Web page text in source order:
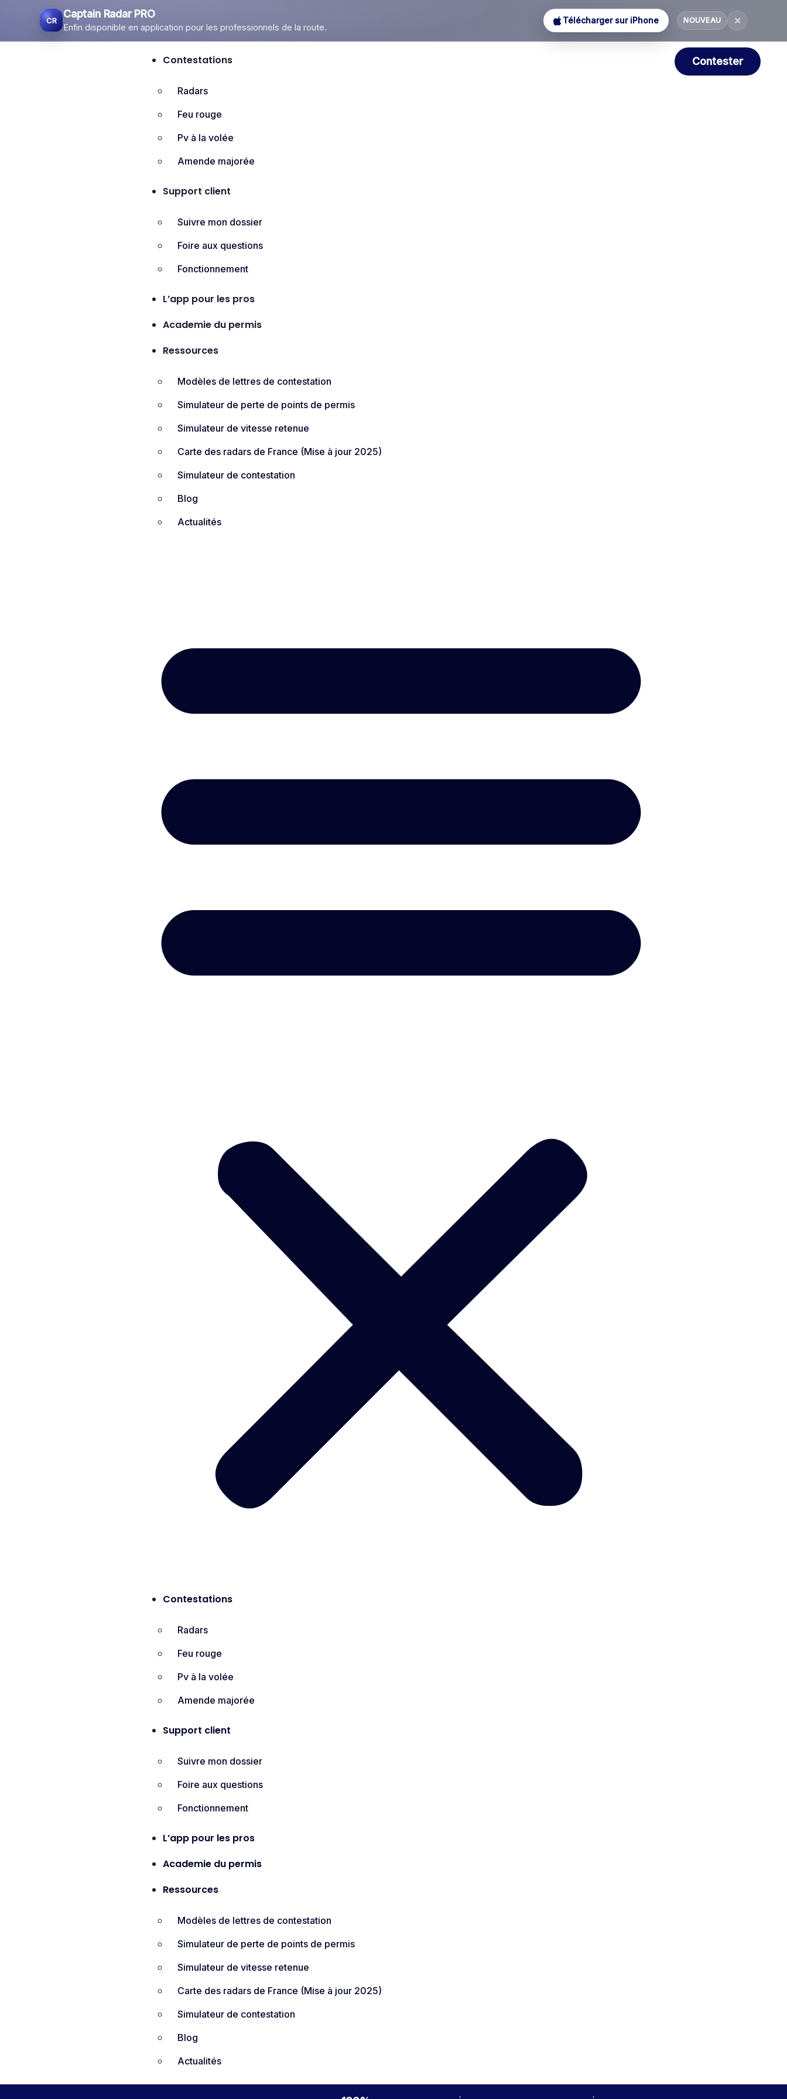
Captain Radar PRO
Enfin disponible en application pour les professionnels de la route.
Télécharger sur iPhone NOUVEAU ✕
Contestations
Radars
Feu rouge
Pv à la volée
Amende majorée
Support client
Suivre mon dossier
Foire aux questions
Fonctionnement
L’app pour les pros
Academie du permis
Ressources
Modèles de lettres de contestation
Simulateur de perte de points de permis
Simulateur de vitesse retenue
Carte des radars de France (Mise à jour 2025)​
Simulateur de contestation
Blog
Actualités
Contestations
Radars
Feu rouge
Pv à la volée
Amende majorée
Support client
Suivre mon dossier
Foire aux questions
Fonctionnement
L’app pour les pros
Academie du permis
Ressources
Modèles de lettres de contestation
Simulateur de perte de points de permis
Simulateur de vitesse retenue
Carte des radars de France (Mise à jour 2025)​
Simulateur de contestation
Blog
Actualités
Contester